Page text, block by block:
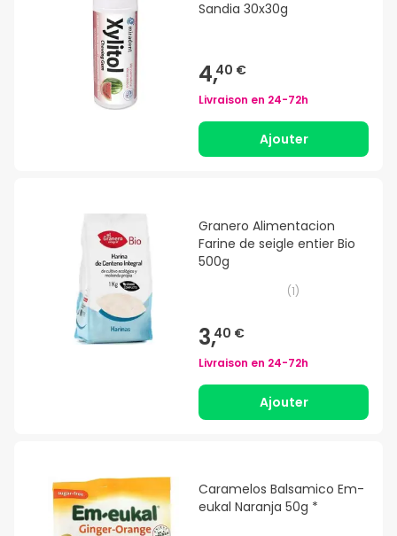
Sandia 30x30g
4,40 €
Livraison en 24-72h
Ajouter
Granero Alimentacion
Farine de seigle entier Bio
500g
(1)
3,40 €
Livraison en 24-72h
Ajouter
Caramelos Balsamico Em-
eukal Naranja 50g *